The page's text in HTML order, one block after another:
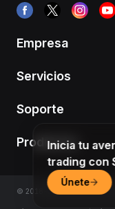
Empresa
Servicios
Soporte
Productos
© 2018-2026 Bybit.com. All
Inicia tu
trading con
Únete